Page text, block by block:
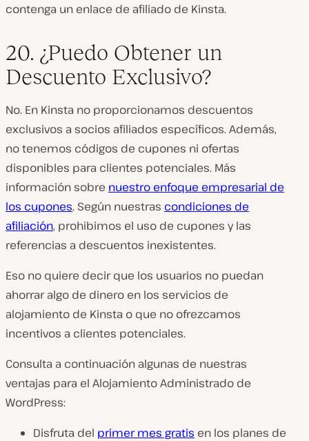
contenga un enlace de afiliado de Kinsta.
20. ¿Puedo Obtener un
Descuento Exclusivo?
No. En Kinsta no proporcionamos descuentos
exclusivos a socios afiliados específicos. Además,
no tenemos códigos de cupones ni ofertas
disponibles para clientes potenciales. Más
información sobre nuestro enfoque empresarial de
los cupones. Según nuestras condiciones de
afiliación, prohibimos el uso de cupones y las
referencias a descuentos inexistentes.
Eso no quiere decir que los usuarios no puedan
ahorrar algo de dinero en los servicios de
alojamiento de Kinsta o que no ofrezcamos
incentivos a clientes potenciales.
Consulta a continuación algunas de nuestras
ventajas para el Alojamiento Administrado de
WordPress:
Disfruta del primer mes gratis en los planes de